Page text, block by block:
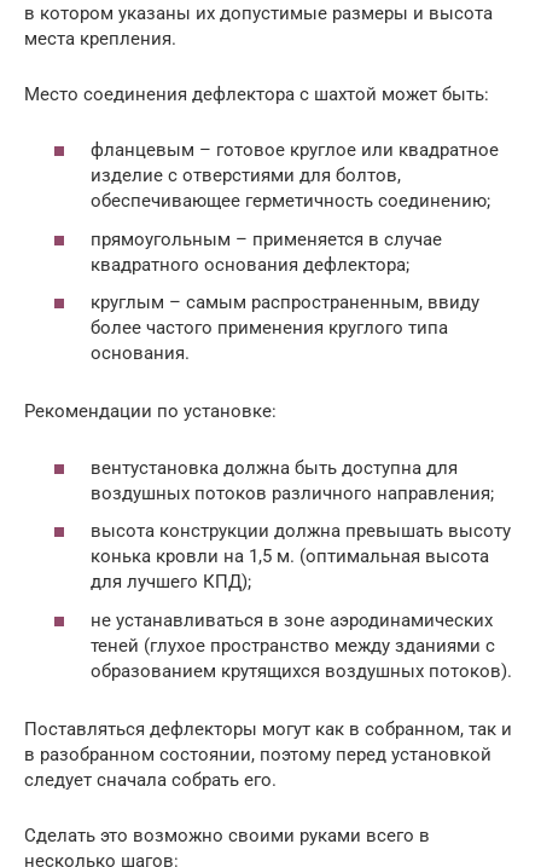
в котором указаны их допустимые размеры и высота
места крепления.
Место соединения дефлектора с шахтой может быть:
фланцевым – готовое круглое или квадратное
изделие с отверстиями для болтов,
обеспечивающее герметичность соединению;
прямоугольным – применяется в случае
квадратного основания дефлектора;
круглым – самым распространенным, ввиду
более частого применения круглого типа
основания.
Рекомендации по установке:
вентустановка должна быть доступна для
воздушных потоков различного направления;
высота конструкции должна превышать высоту
конька кровли на 1,5 м. (оптимальная высота
для лучшего КПД);
не устанавливаться в зоне аэродинамических
теней (глухое пространство между зданиями с
образованием крутящихся воздушных потоков).
Поставляться дефлекторы могут как в собранном, так и
в разобранном состоянии, поэтому перед установкой
следует сначала собрать его.
Сделать это возможно своими руками всего в
несколько шагов: